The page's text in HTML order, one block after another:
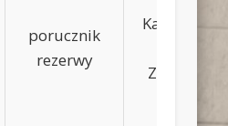
porucznik
rezerwy
Kazimierz,
Zielińska